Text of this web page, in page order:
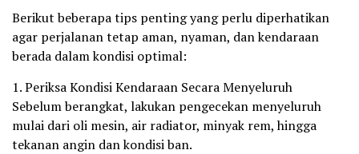
Berikut beberapa tips penting yang perlu diperhatikan
agar perjalanan tetap aman, nyaman, dan kendaraan
berada dalam kondisi optimal:
1. Periksa Kondisi Kendaraan Secara Menyeluruh
Sebelum berangkat, lakukan pengecekan menyeluruh
mulai dari oli mesin, air radiator, minyak rem, hingga
tekanan angin dan kondisi ban.